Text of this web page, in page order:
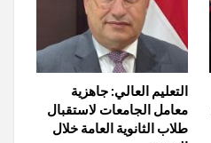
التعليم العالي: جاهزية
معامل الجامعات لاستقبال
طلاب الثانوية العامة خلال